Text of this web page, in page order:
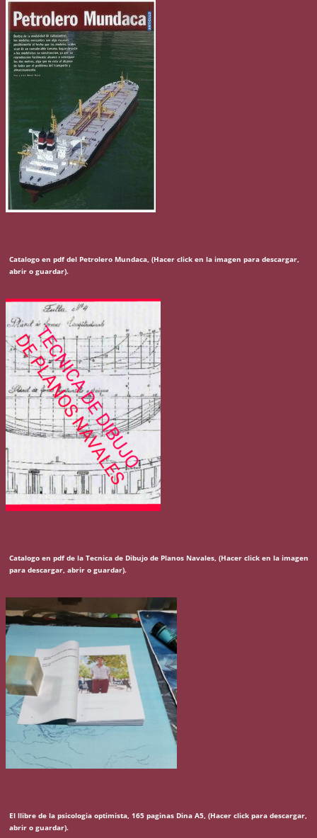
Catalogo en pdf del Petrolero Mundaca, (Hacer click en la imagen para descargar,
abrir o guardar).
Catalogo en pdf de la Tecnica de Dibujo de Planos Navales, (Hacer click en la imagen
para descargar, abrir o guardar).
El llibre de la psicologia optimista, 165 paginas Dina A5, (Hacer click para descargar,
abrir o guardar).